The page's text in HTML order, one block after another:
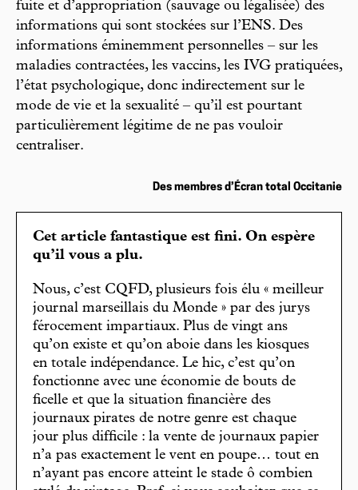
fuite et d’appropriation (sauvage ou légalisée) des
informations qui sont stockées sur l’ENS. Des
informations éminemment personnelles – sur les
maladies contractées, les vaccins, les IVG pratiquées,
l’état psychologique, donc indirectement sur le
mode de vie et la sexualité – qu’il est pourtant
particulièrement légitime de ne pas vouloir
centraliser.
Des membres d’Écran total Occitanie
Cet article fantastique est fini. On espère
qu’il vous a plu.
Nous, c’est CQFD, plusieurs fois élu « meilleur
journal marseillais du Monde » par des jurys
férocement impartiaux. Plus de vingt ans
qu’on existe et qu’on aboie dans les kiosques
en totale indépendance. Le hic, c’est qu’on
fonctionne avec une économie de bouts de
ficelle et que la situation financière des
journaux pirates de notre genre est chaque
jour plus difficile : la vente de journaux papier
n’a pas exactement le vent en poupe… tout en
n’ayant pas encore atteint le stade ô combien